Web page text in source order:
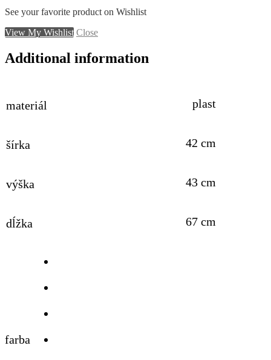
See your favorite product on Wishlist
View My Wishlist Close
Additional information
materiál plast
šírka 42 cm
výška 43 cm
dĺžka 67 cm
farba